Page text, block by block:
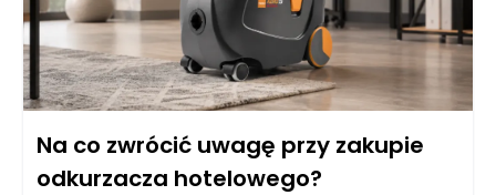
Na co zwrócić uwagę przy zakupie
odkurzacza hotelowego?